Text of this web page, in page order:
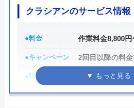
っており、豊富な経験に基づく
公式サイトを
0120-
受付時間 24時
クラシアンのサービス情報
●料金 作業料金8,800
●キャンペーン 2回目以降の料
●駆けつけ時間 最短30分
●受付時間 24時間